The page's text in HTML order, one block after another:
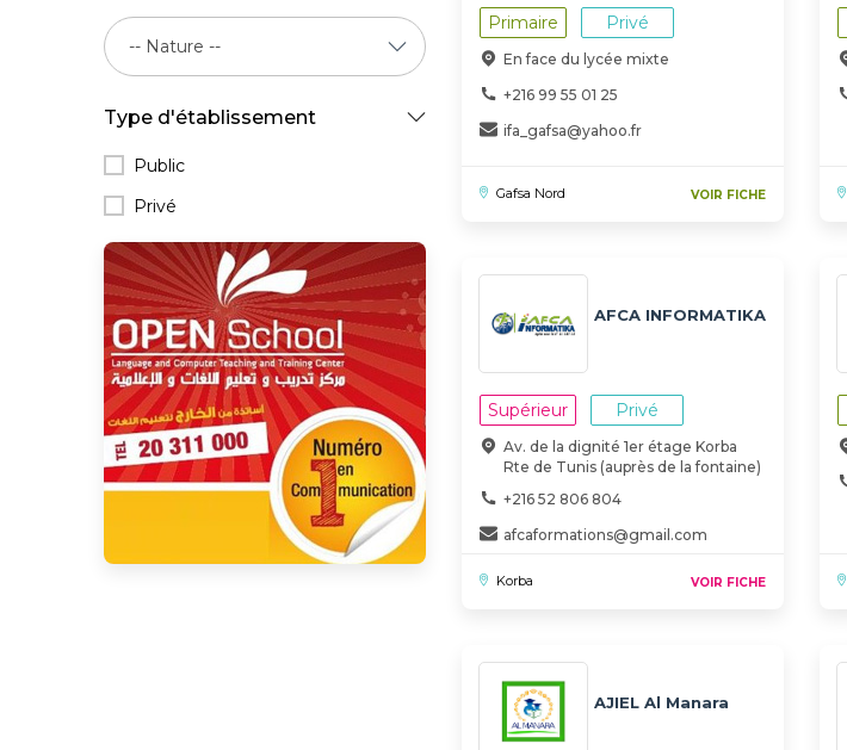
Type d'établissement
Public
Privé
Primaire Privé
En face du lycée mixte
+216 99 55 01 25
ifa_gafsa@yahoo.fr
Gafsa Nord VOIR FICHE
AFCA INFORMATIKA
Supérieur Privé
Av. de la dignité 1er étage Korba
Rte de Tunis (auprès de la fontaine)
+216 52 806 804
afcaformations@gmail.com
Korba VOIR FICHE
AJIEL Al Manara